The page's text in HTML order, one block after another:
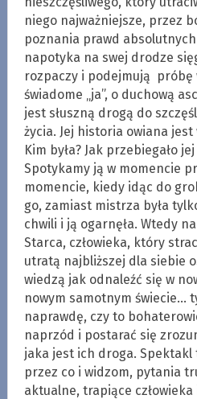
niego najważniejsze, przez
poznania prawd
napotyka na swej drodze
rozpaczy i podejmują próbę
świadome „ja”, o duchową
jest słuszną drogą do
życia. Jej historia owiana
Kim była? Jak przebiegało
Spotykamy ją w momencie
momencie, kiedy idąc do
go, zamiast mistrza była
chwili i ją ogarnęła. Wtedy
Starca, człowieka, który
utratą najbliższej dla siebie
wiedzą jak odnaleźć się w
nowym samotnym świecie…
naprawdę, czy to
naprzód i postarać się
jaka jest ich droga.
przez co i widzom, pytania
aktualne, trapiące człowieka